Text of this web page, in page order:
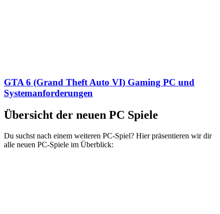
GTA 6 (Grand Theft Auto VI) Gaming PC und
Systemanforderungen
Übersicht der neuen PC Spiele
Du suchst nach einem weiteren PC-Spiel? Hier präsentieren wir dir
alle neuen PC-Spiele im Überblick: